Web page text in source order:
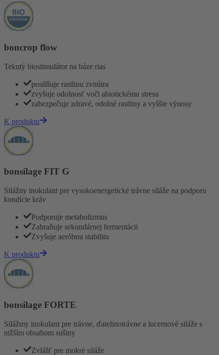
boncrop flow
Tekutý biostimulátor na báze rias
posilňuje rastlinu zvnútra
zvyšuje odolnosť voči abiotickému stresu
zabezpečuje zdravé, odolné rastliny a vyššie výnosy
K produktu
bonsilage FIT G
Silážny inokulant pre vysokoenergetické trávne siláže na podporu
kondície kráv
Podporuje metabolizmus
Zabraňuje sekundárnej fermentácii
Zvyšuje aeróbnu stabilitu
K produktu
bonsilage FORTE
Silážmy inokulant pre trávne, ďatelinotrávne a lucernové siláže s
nižším obsahom sušiny
Zvlášť pre mokré siláže